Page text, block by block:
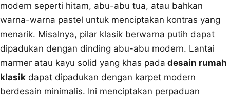
modern seperti hitam, abu-abu tua, atau bahkan
warna-warna pastel untuk menciptakan kontras yang
menarik. Misalnya, pilar klasik berwarna putih dapat
dipadukan dengan dinding abu-abu modern. Lantai
marmer atau kayu solid yang khas pada desain rumah
klasik dapat dipadukan dengan karpet modern
berdesain minimalis. Ini menciptakan perpaduan